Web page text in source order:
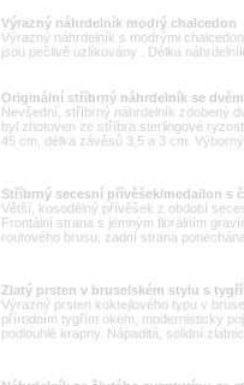
Výrazný náhrdelník modrý chalcedon
Výrazný náhrdelník s modrými
jsou pečlivě uzlíkovány . Délka
Originální stříbrný náhrdelník se
Nevšední, stříbrný náhrdelník zdobený
byl zhotoven ze stříbra sterlingové
45 cm, délka závěsů 3,5 a 3 cm. Výborný
Stříbrný secesní přívěšek/medailon s
Větší, kosodélný přívěšek z období
Frontální strana s jemným florálním
routového brusu, zadní strana
Zlatý prsten v bruselském stylu s
Výrazný prsten koktejlového typu v
přírodním tygřím okem, modernisticky
podlouhlé krapny. Nápaditá, solidní